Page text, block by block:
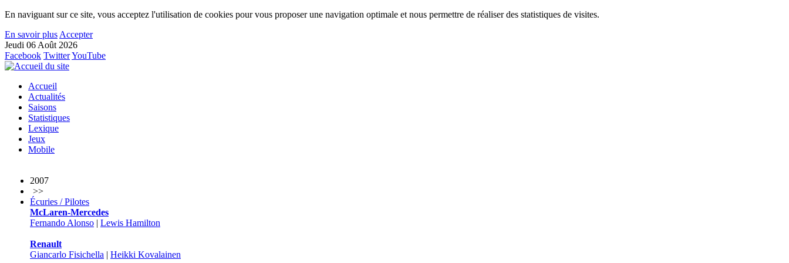
En naviguant sur ce site, vous acceptez l'utilisation de cookies pour vous proposer une navigation optimale et nous permettre de réaliser des statistiques de visites.
En savoir plus Accepter
Jeudi 06 Août 2026
Facebook TwitterYouTube
Accueil
Actualités
Saisons
Statistiques
Lexique
Jeux
Mobile
2007
>>
Écuries / Pilotes
McLaren-Mercedes
Fernando Alonso | Lewis Hamilton
Renault
Giancarlo Fisichella | Heikki Kovalainen